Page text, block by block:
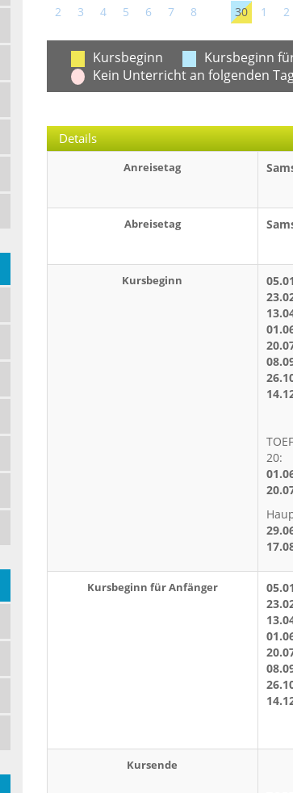
2
3 4 5 6 7 8
30
1 2
Kursbeginn Kursbeginn
Kein Unterricht an folgenden
Details
Anreisetag
Abreisetag
Kursbeginn
20:
Kursbeginn für Anfänger
Kursende